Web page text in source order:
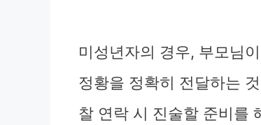
미성년자의 경우, 부모님
정황을 정확히 전달하는
찰 연락 시 진술할 준비를